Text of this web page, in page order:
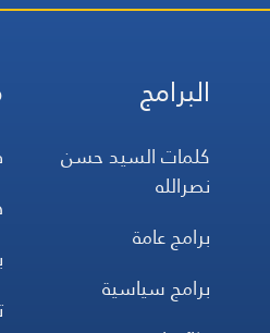
البرامج
كلمات السيد حسن
نصرالله
برامج عامة
برامج سياسية